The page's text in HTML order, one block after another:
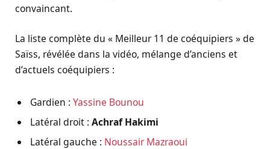
convaincant.
La liste complète du « Meilleur 11 de coéquipiers » de
Saïss, révélée dans la vidéo, mélange d’anciens et
d’actuels coéquipiers :
Gardien : Yassine Bounou
Latéral droit : Achraf Hakimi
Latéral gauche : Noussair Mazraoui